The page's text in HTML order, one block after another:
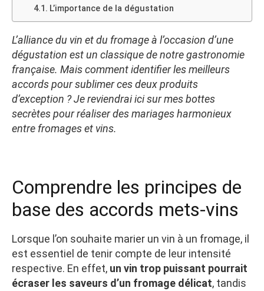
L’importance de la dégustation
L’alliance du vin et du fromage à l’occasion d’une
dégustation est un classique de notre gastronomie
française. Mais comment identifier les meilleurs
accords pour sublimer ces deux produits
d’exception ? Je reviendrai ici sur mes bottes
secrètes pour réaliser des mariages harmonieux
entre fromages et vins.
Comprendre les principes de
base des accords mets-vins
Lorsque l’on souhaite marier un vin à un fromage, il
est essentiel de tenir compte de leur intensité
respective. En effet, un vin trop puissant pourrait
écraser les saveurs d’un fromage délicat, tandis